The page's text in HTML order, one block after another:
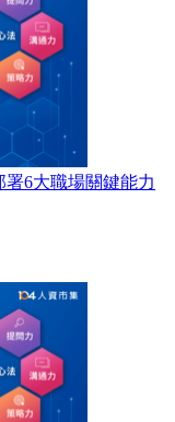
署6大職場關鍵能力